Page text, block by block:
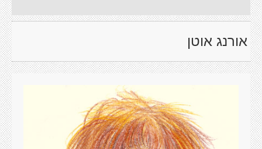
אורנג אוטן